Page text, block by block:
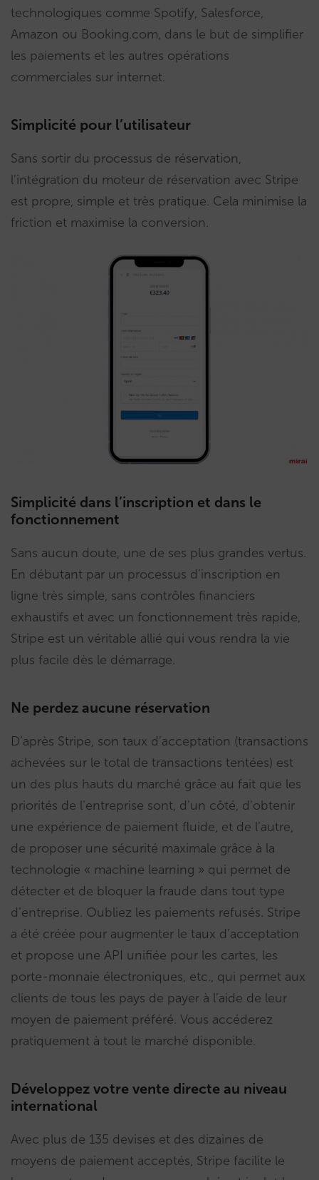
technologiques comme Spotify, Salesforce,
Amazon ou Booking.com, dans le but de simplifier
les paiements et les autres opérations
commerciales sur internet.
Simplicité pour l’utilisateur
Sans sortir du processus de réservation,
l’intégration du moteur de réservation avec Stripe
est propre, simple et très pratique. Cela minimise la
friction et maximise la conversion.
Simplicité dans l’inscription et dans le
fonctionnement
Sans aucun doute, une de ses plus grandes vertus.
En débutant par un processus d’inscription en
ligne très simple, sans contrôles financiers
exhaustifs et avec un fonctionnement très rapide,
Stripe est un véritable allié qui vous rendra la vie
plus facile dès le démarrage.
Ne perdez aucune réservation
D’après Stripe, son taux d’acceptation (transactions
achevées sur le total de transactions tentées) est
un des plus hauts du marché grâce au fait que les
priorités de l’entreprise sont, d’un côté, d’obtenir
une expérience de paiement fluide, et de l’autre,
de proposer une sécurité maximale grâce à la
technologie « machine learning » qui permet de
détecter et de bloquer la fraude dans tout type
d’entreprise. Oubliez les paiements refusés. Stripe
a été créée pour augmenter le taux d’acceptation
et propose une API unifiée pour les cartes, les
porte-monnaie électroniques, etc., qui permet aux
clients de tous les pays de payer à l’aide de leur
moyen de paiement préféré. Vous accéderez
pratiquement à tout le marché disponible.
Développez votre vente directe au niveau
international
Avec plus de 135 devises et des dizaines de
moyens de paiement acceptés, Stripe facilite le